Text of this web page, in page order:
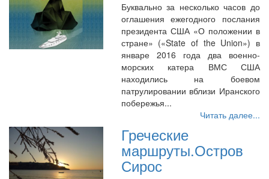
Буквально за несколько часов до
оглашения ежегодного послания
президента США «О положении в
стране» («State of the Union») в
январе 2016 года два военно-
морских катера ВМС США
находились на боевом
патрулировании вблизи Иранского
побережья...
Читать далее...
Греческие
маршруты.Остров
Сирос